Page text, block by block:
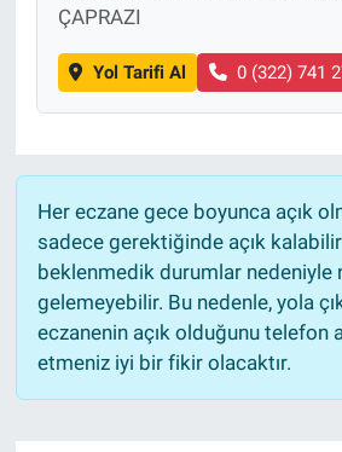
ÇAPRAZI
Yol Tarifi Al 0 (322) 741
Her eczane gece boyunca açık
sadece gerektiğinde açık
beklenmedik durumlar nedeniyle
gelemeyebilir. Bu nedenle, yola
eczanenin açık olduğunu telefon
etmeniz iyi bir fikir olacaktır.
Sağlık